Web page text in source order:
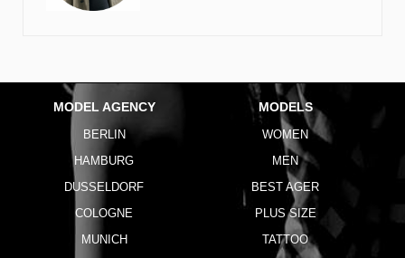
MODEL AGENCY
BERLIN
HAMBURG
DUSSELDORF
COLOGNE
MUNICH
MODELS
WOMEN
MEN
BEST AGER
PLUS SIZE
TATTOO